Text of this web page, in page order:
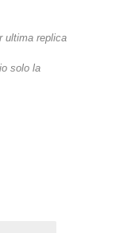
ultima replica
solo la